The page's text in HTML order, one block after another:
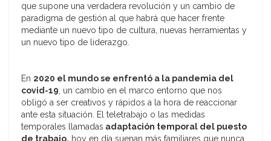
que supone una verdadera revolución y un cambio de
paradigma de gestión al que habrá que hacer frente
mediante un nuevo tipo de cultura, nuevas herramientas y
un nuevo tipo de liderazgo.
En 2020 el mundo se enfrentó a la pandemia del
covid-19, un cambio en el marco entorno que nos
obligó a ser creativos y rápidos a la hora de reaccionar
ante esta situación. El teletrabajo o las medidas
temporales llamadas adaptación temporal del puesto
de trabajo, hoy en día suenan más familiares que nunca.